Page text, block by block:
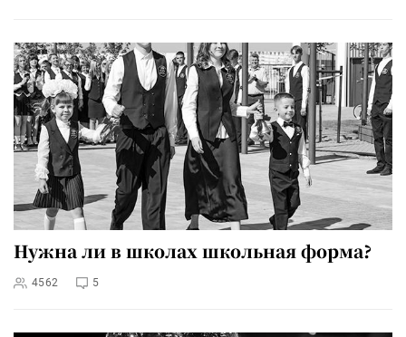
Нужна ли в школах школьная форма?
4562 5